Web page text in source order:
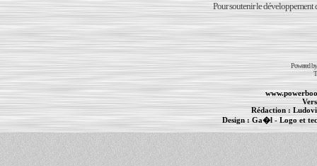
Pour soutenir le développement
Powered
Rédaction :
Design : Ga�l - Logo et
MacBook Pro